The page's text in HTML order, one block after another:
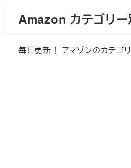
Amazon カテゴリー
毎日更新！ アマゾンのカテゴ